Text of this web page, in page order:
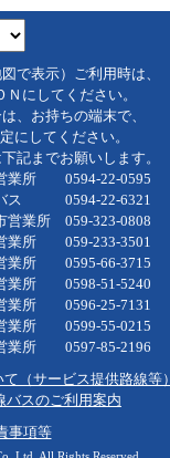
で表示）ご利用時は、
にしてください。
、お持ちの端末で、
にしてください。
記までお願いします。
0594-22-0595
22-6321
所 059-323-0808
業所 059-233-3501
業所 0595-66-3715
業所 0598-51-5240
0596-25-7131
0599-55-0215
0597-85-2196
（サービス提供路線等）
バスのご利用案内
事項等